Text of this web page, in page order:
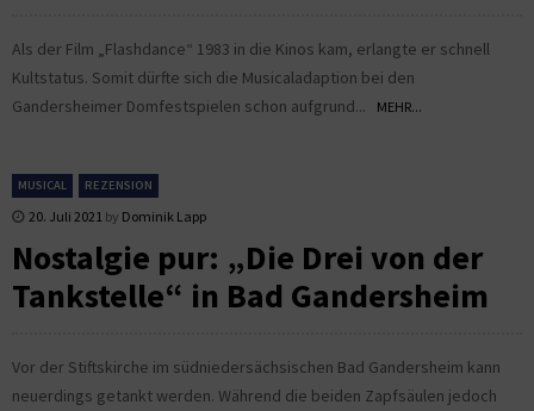
Als der Film „Flashdance“ 1983 in die Kinos kam, erlangte er schnell
Kultstatus. Somit dürfte sich die Musicaladaption bei den
Gandersheimer Domfestspielen schon aufgrund...
MEHR...
MUSICAL REZENSION
20. Juli 2021 by Dominik Lapp
Nostalgie pur: „Die Drei von der
Tankstelle“ in Bad Gandersheim
Vor der Stiftskirche im südniedersächsischen Bad Gandersheim kann
neuerdings getankt werden. Während die beiden Zapfsäulen jedoch